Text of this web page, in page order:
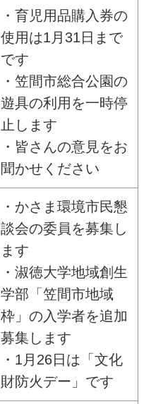
・育児用品購入券の
使用は1月31日まで
です
・笠間市総合公園の
遊具の利用を一時停
止します
・皆さんの意見をお
聞かせください
・ かさま環境市民懇
談会の委員を募集し
ます
・淑徳大学地域創生
学部「笠間市地域
枠」の入学者を追加
募集 します
・1月26日は「文化
財防火デー」です